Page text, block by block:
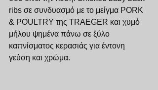
ribs σε συνδυασμό με το μείγμα PORK
& POULTRY της TRAEGER και χυμό
μήλου ψημένα πάνω σε ξύλο
καπνίσματος κερασιάς για έντονη
γεύση και χρώμα.